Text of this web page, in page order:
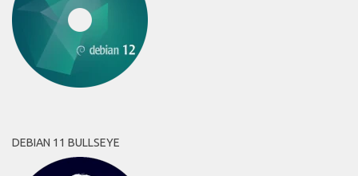
DEBIAN 11 BULLSEYE